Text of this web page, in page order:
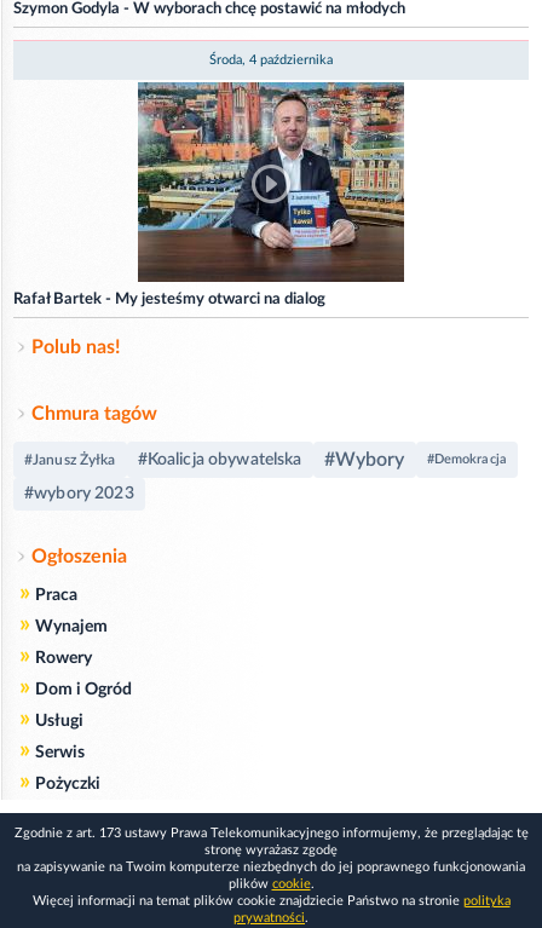
Szymon Godyla - W wyborach chcę postawić na młodych
Środa, 4 października
Rafał Bartek - My jesteśmy otwarci na dialog
Polub nas!
Chmura tagów
#Janusz Żyłka #Koalicja obywatelska #Wybory #Demokracja
#wybory 2023
Ogłoszenia
» Praca
» Wynajem
» Rowery
» Dom i Ogród
» Usługi
» Serwis
» Pożyczki
Zgodnie z art. 173 ustawy Prawa Telekomunikacyjnego informujemy, że przeglądając tę
stronę wyrażasz zgodę
na zapisywanie na Twoim komputerze niezbędnych do jej poprawnego funkcjonowania
plików cookie.
Więcej informacji na temat plików cookie znajdziecie Państwo na stronie polityka
prywatności.